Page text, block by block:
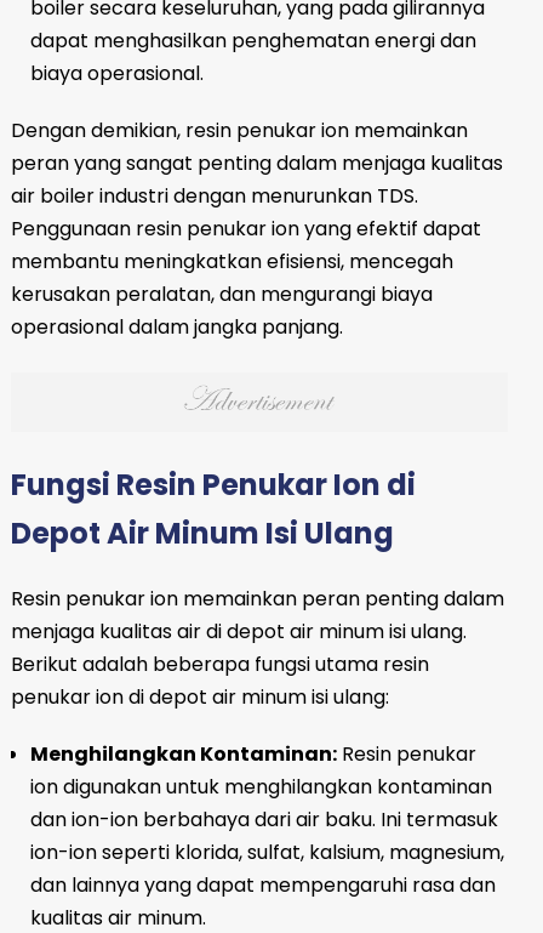
boiler secara keseluruhan, yang pada gilirannya
dapat menghasilkan penghematan energi dan
biaya operasional.
Dengan demikian, resin penukar ion memainkan
peran yang sangat penting dalam menjaga kualitas
air boiler industri dengan menurunkan TDS.
Penggunaan resin penukar ion yang efektif dapat
membantu meningkatkan efisiensi, mencegah
kerusakan peralatan, dan mengurangi biaya
operasional dalam jangka panjang.
Fungsi Resin Penukar Ion di
Depot Air Minum Isi Ulang
Resin penukar ion memainkan peran penting dalam
menjaga kualitas air di depot air minum isi ulang.
Berikut adalah beberapa fungsi utama resin
penukar ion di depot air minum isi ulang:
Menghilangkan Kontaminan:Resin penukar
ion digunakan untuk menghilangkan kontaminan
dan ion-ion berbahaya dari air baku. Ini termasuk
ion-ion seperti klorida, sulfat, kalsium, magnesium,
dan lainnya yang dapat mempengaruhi rasa dan
kualitas air minum.